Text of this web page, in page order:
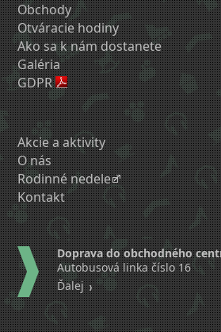
Obchody
Otváracie hodiny
Ako sa k nám dostanete
Galéria
GDPR
Akcie a aktivity
O nás
Rodinné nedele
Kontakt
Doprava do obchodného
Autobusová linka číslo 16
Ďalej